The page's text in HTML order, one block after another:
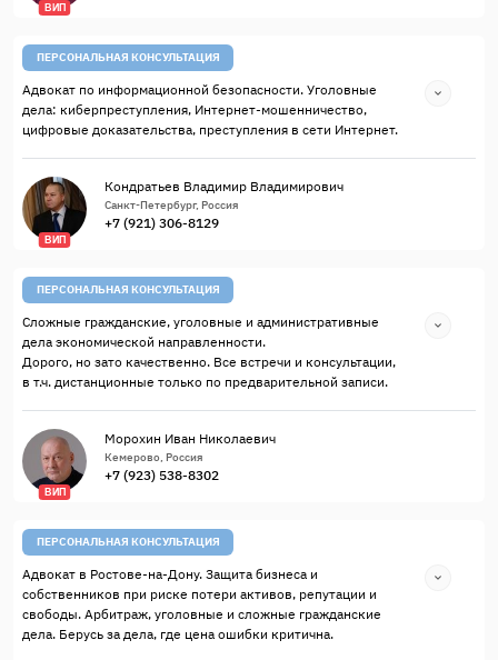
ВИП
ПЕРСОНАЛЬНАЯ КОНСУЛЬТАЦИЯ
Адвокат по информационной безопасности. Уголовные
дела: киберпреступления, Интернет-мошенничество,
цифровые доказательства, преступления в сети Интернет.
ВИП
Кондратьев Владимир Владимирович
Санкт-Петербург, Россия
+7 (921) 306-8129
ПЕРСОНАЛЬНАЯ КОНСУЛЬТАЦИЯ
Сложные гражданские, уголовные и административные
дела экономической направленности.
Дорого, но зато качественно. Все встречи и консультации,
в т.ч. дистанционные только по предварительной записи.
ВИП
Морохин Иван Николаевич
Кемерово, Россия
+7 (923) 538-8302
ПЕРСОНАЛЬНАЯ КОНСУЛЬТАЦИЯ
Адвокат в Ростове-на-Дону. Защита бизнеса и
собственников при риске потери активов, репутации и
свободы. Арбитраж, уголовные и сложные гражданские
дела. Берусь за дела, где цена ошибки критична.